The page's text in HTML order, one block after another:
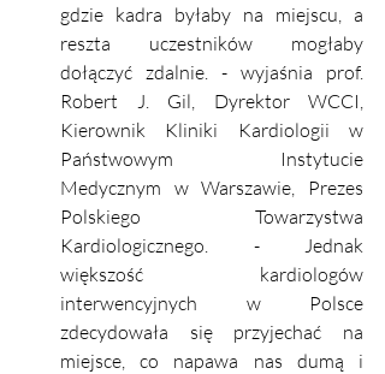
gdzie kadra byłaby na miejscu, a
reszta uczestników mogłaby
dołączyć zdalnie. - wyjaśnia prof.
Robert J. Gil, Dyrektor WCCI,
Kierownik Kliniki Kardiologii w
Państwowym Instytucie
Medycznym w Warszawie, Prezes
Polskiego Towarzystwa
Kardiologicznego. - Jednak
większość kardiologów
interwencyjnych w Polsce
zdecydowała się przyjechać na
miejsce, co napawa nas dumą i